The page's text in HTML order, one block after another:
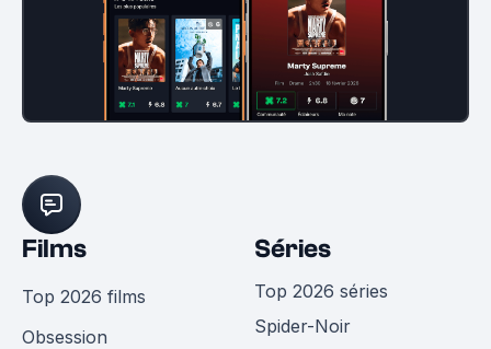
Films
Top 2026 films
Obsession
Séries
Top 2026 séries
Spider-Noir